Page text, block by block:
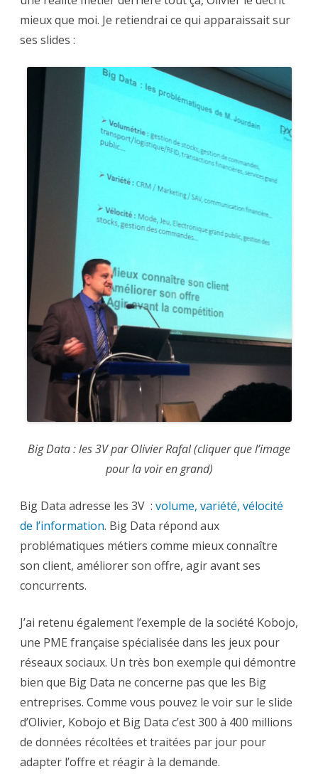
mieux que moi. Je retiendrai ce qui apparaissait sur
ses slides :
Big Data : les 3V par Olivier Rafal (cliquer que l’image
pour la voir en grand)
Big Data adresse les 3V : volume, variété, vélocité
de l’information. Big Data répond aux
problématiques métiers comme mieux connaître
son client, améliorer son offre, agir avant ses
concurrents.
J’ai retenu également l’exemple de la société Kobojo,
une PME française spécialisée dans les jeux pour
réseaux sociaux. Un très bon exemple qui démontre
bien que Big Data ne concerne pas que les Big
entreprises. Comme vous pouvez le voir sur le slide
d’Olivier, Kobojo et Big Data c’est 300 à 400 millions
de données récoltées et traitées par jour pour
adapter l’offre et réagir à la demande.